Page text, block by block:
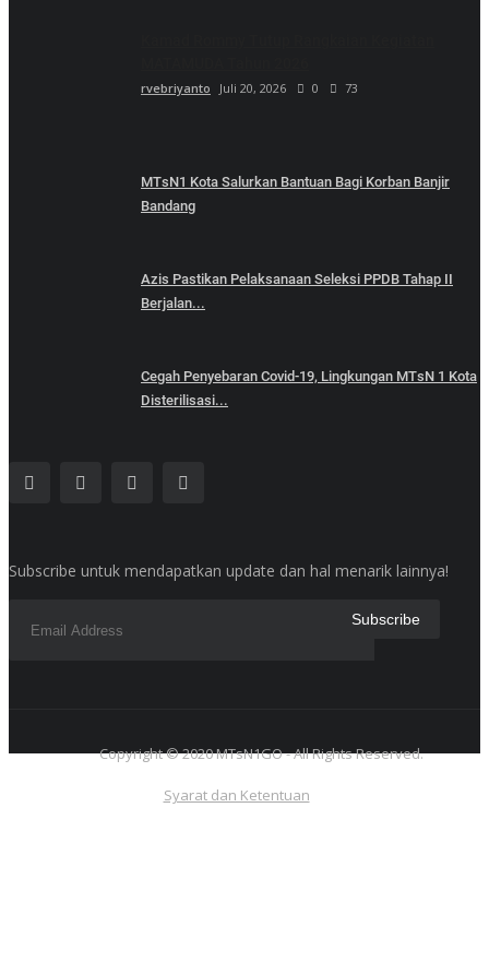
rvebriyanto Juli 20, 2026 0 73
MTsN1 Kota Salurkan Bantuan Bagi Korban Banjir
Bandang
Azis Pastikan Pelaksanaan Seleksi PPDB Tahap II
Berjalan...
Cegah Penyebaran Covid-19, Lingkungan MTsN 1 Kota
Disterilisasi...
Subscribe untuk mendapatkan update dan hal menarik lainnya!
Copyright © 2020 MTsN1GO - All Rights Reserved.
Syarat dan Ketentuan